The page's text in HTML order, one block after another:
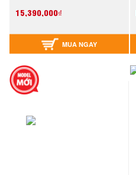
15,390,000₫
MUA NGAY